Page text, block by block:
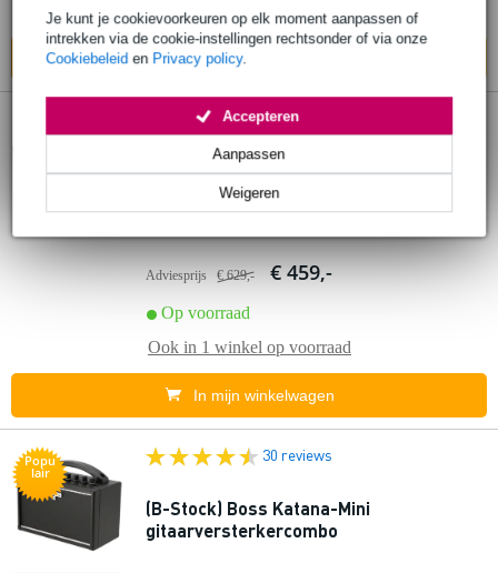
Je kunt je cookievoorkeuren op elk moment aanpassen of
intrekken via de cookie-instellingen rechtsonder of via onze
Cookiebeleid en Privacy policy.
Weigeren
Aanpassen
Accepteren
Ook in
1 winkelop voorraad
In mijn winkelwagen
3 reviews
Boss Katana-Air EX 35W
gitaarversterker combo met draadloos
gitaarsysteem
Adviesprijs € 629,- € 459,-
Op voorraad
Ook in 1 winkel op voorraad
In mijn winkelwagen
Popu
lair
30 reviews
(B-Stock) Boss Katana-Mini
gitaarversterkercombo